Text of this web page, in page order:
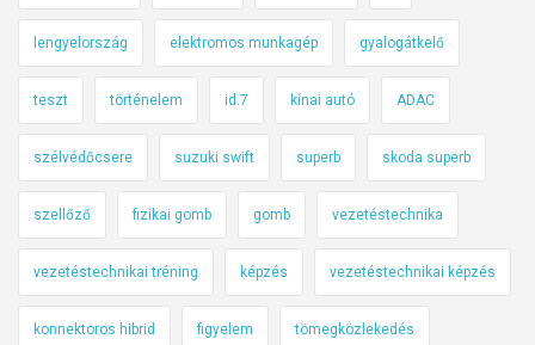
lengyelország elektromos munkagép gyalogátkelő
teszt történelem id.7 kínai autó ADAC
szélvédőcsere suzuki swift superb skoda superb
szellőző fizikai gomb gomb vezetéstechnika
vezetéstechnikai tréning képzés vezetéstechnikai képzés
konnektoros hibrid figyelem tömegközlekedés